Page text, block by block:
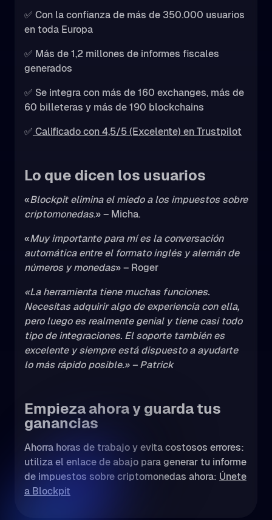
✅ Con la confianza de más de 350.000 usuarios
en toda Europa
✅ Más de 1,2 millones de informes fiscales
generados
✅ Se integra con más de 160 exchanges, más de
60 billeteras y más de 190 blockchains
✅ Calificado con 4,5/5 (Excelente) en Trustpilot
Lo que dicen los usuarios
«Blockpit elimina el miedo a los impuestos sobre
criptomonedas.» – Micha.
«Muy importante para mí es la conversación
automática entre el formato inglés y alemán de
números y monedas» – Roger
«La herramienta tiene muchas funciones.
Necesitas adquirir algo de experiencia con ella,
pero luego es realmente genial y tiene casi todo
tipo de integraciones. El soporte también es
excelente y siempre está dispuesto a ayudarte
lo más rápido posible.» – Patrick
Empieza ahora y guarda tus
ganancias
Ahorra horas de trabajo y evita costosos errores:
utiliza el enlace de abajo para generar tu informe
de impuestos sobre criptomonedas ahora: Únete
a Blockpit